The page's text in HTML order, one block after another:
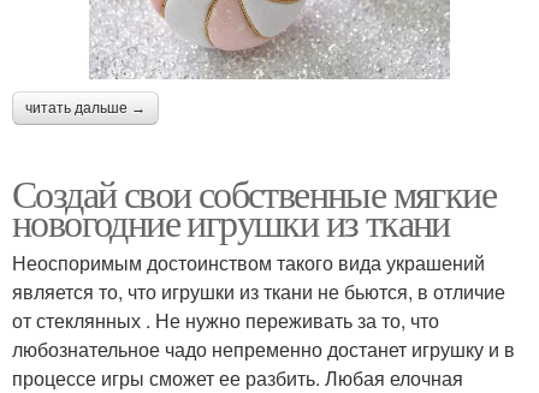
читать дальше →
Создай свои собственные мягкие
новогодние игрушки из ткани
Неоспоримым достоинством такого вида украшений
является то, что игрушки из ткани не бьются, в отличие
от стеклянных . Не нужно переживать за то, что
любознательное чадо непременно достанет игрушку и в
процессе игры сможет ее разбить. Любая елочная